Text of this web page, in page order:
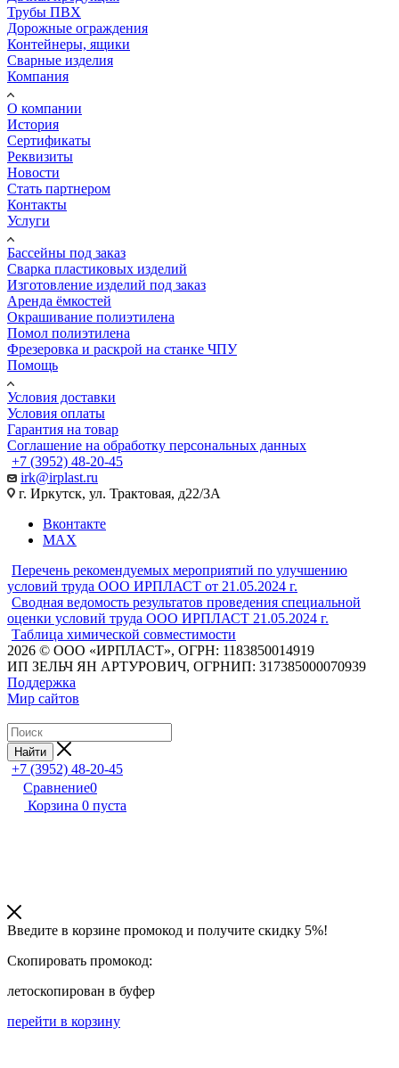
Трубы ПВХ
Дорожные ограждения
Контейнеры, ящики
Сварные изделия
Компания
О компании
История
Сертификаты
Реквизиты
Новости
Стать партнером
Контакты
Услуги
Бассейны под заказ
Сварка пластиковых изделий
Изготовление изделий под заказ
Аренда ёмкостей
Окрашивание полиэтилена
Помол полиэтилена
Фрезеровка и раскрой на станке ЧПУ
Помощь
Условия доставки
Условия оплаты
Гарантия на товар
Соглашение на обработку персональных данных
+7 (3952) 48-20-45
irk@irplast.ru
г. Иркутск, ул. Трактовая, д22/3А
Вконтакте
MAX
Перечень рекомендуемых мероприятий по улучшению
условий труда ООО ИРПЛАСТ от 21.05.2024 г.
Сводная ведомость результатов проведения специальной
оценки условий труда ООО ИРПЛАСТ 21.05.2024 г.
Таблица химической совместимости
2026 © ООО «ИРПЛАСТ», ОГРН: 1183850014919
ИП ЗЕЛЬЧ ЯН АРТУРОВИЧ, ОГРНИП: 317385000070939
Поддержка
Мир сайтов
Найти
+7 (3952) 48-20-45
Сравнение0
Корзина 0 пуста
Введите в корзине промокод и получите скидку 5%!
Скопировать промокод:
летоскопирован в буфер
перейти в корзину